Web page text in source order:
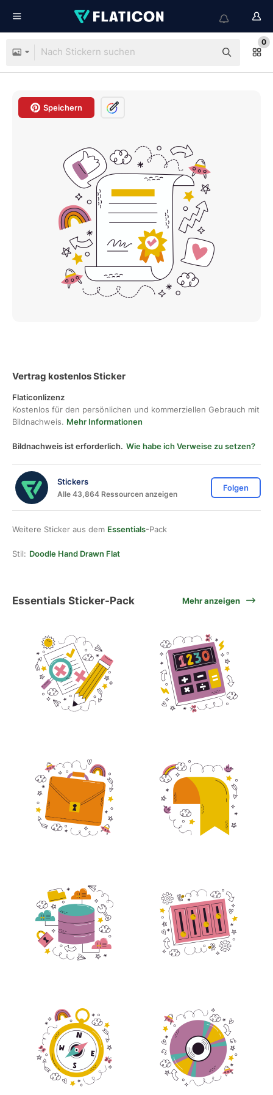
0
Speichern
Vertrag kostenlos Sticker
Flaticonlizenz
Kostenlos für den persönlichen und kommerziellen Gebrauch mit
Bildnachweis. Mehr Informationen
Bildnachweis ist erforderlich. Wie habe ich Verweise zu setzen?
Stickers
Alle 43,864 Ressourcen anzeigen
Folgen
Weitere Sticker aus dem Essentials-Pack
Stil: Doodle Hand Drawn Flat
Essentials Sticker-Pack Mehr anzeigen